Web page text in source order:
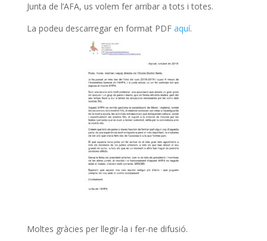
Junta de l’AFA, us volem fer arribar a tots i totes.
La podeu descarregar en format PDF aquí.
Moltes gràcies per llegir-la i fer-ne difusió.